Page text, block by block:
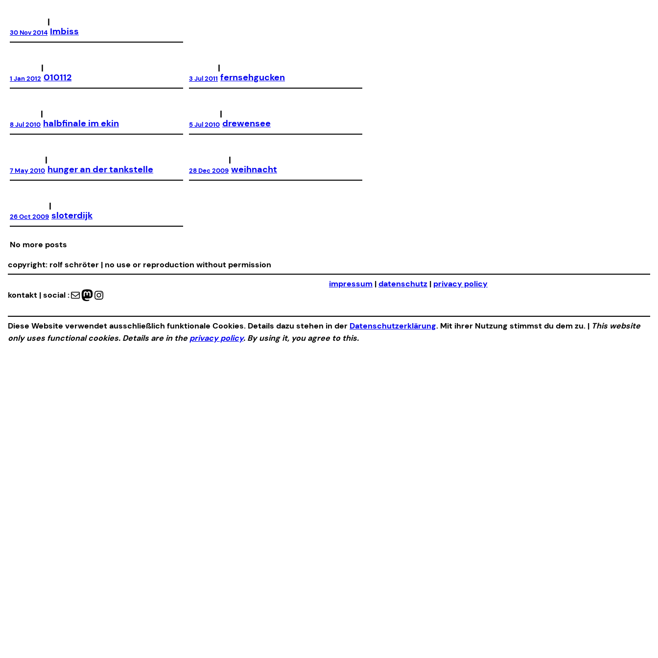
30 Nov 2014
|
Imbiss
1 Jan 2012
|
010112 3 Jul 2011
|
fernsehgucken
8 Jul 2010
|
halbfinale im ekin 5 Jul 2010
|
drewensee
7 May 2010
|
hunger an der tankstelle 28 Dec 2009
|
weihnacht
26 Oct 2009
|
sloterdijk
No more posts
copyright: rolf schröter | no use or reproduction without permission
kontakt | social :Mail Mastodon Instagram
impressum |datenschutz | privacy policy
Diese Website verwendet ausschließlich funktionale Cookies. Details dazu stehen in der Datenschutzerklärung. Mit ihrer Nutzung stimmst du dem zu. | This website
only uses functional cookies. Details are in the privacy policy. By using it, you agree to this.